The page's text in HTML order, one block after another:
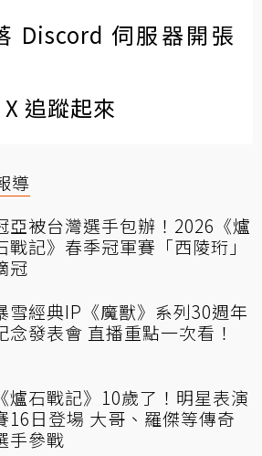
Discord 伺服器開張
追蹤起來
導
亞被台灣選手包辦！2026《爐
戰記》春季冠軍賽「西陵珩」
冠
雪經典IP《魔獸》系列30週年
念發表會 直播重點一次看！
《爐石戰記》10歲了！明星表演
16日登場 大哥、羅傑等傳奇
手參戰